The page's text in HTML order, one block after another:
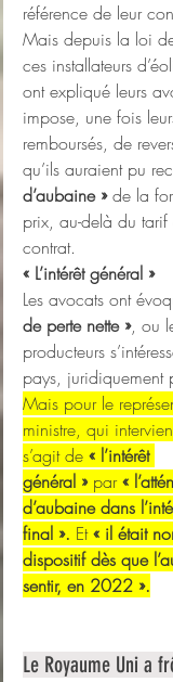
référence de leur
Mais depuis la loi
ces installateurs
ont expliqué leurs
impose, une fois
remboursés, de
qu’ils auraient pu
d’aubaine » de la
prix, au-delà du
contrat.
« L’intérêt général »
Les avocats ont
de perte nette », ou
producteurs
pays, juridiquement
Mais pour le
ministre, qui
s’agit de « l’intérêt
général » par «
d’aubaine dans
final ». Et « il était
dispositif dès que
sentir, en 2022 ».
Le Royaume Uni a